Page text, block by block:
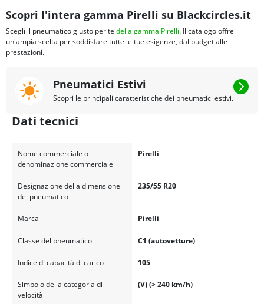
Scopri l'intera gamma Pirelli su Blackcircles.it
Scegli il pneumatico giusto per te della gamma Pirelli. Il catalogo offre
un'ampia scelta per soddisfare tutte le tue esigenze, dal budget alle
prestazioni.
Pneumatici Estivi
Scopri le principali caratteristiche dei pneumatici estivi.
Dati tecnici
Nome commerciale o
denominazione commerciale
Pirelli
Designazione della dimensione
del pneumatico
235/55 R20
Marca Pirelli
Classe del pneumatico C1 (autovetture)
Indice di capacità di carico 105
Simbolo della categoria di
velocità
(V) (> 240 km/h)